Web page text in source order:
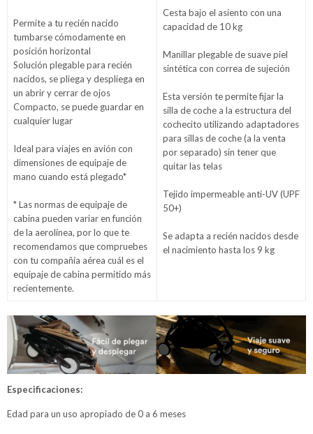
Permite a tu recién nacido
tumbarse cómodamente en
posición horizontal
Solución plegable para recién
nacidos, se pliega y despliega en
un abrir y cerrar de ojos
Compacto, se puede guardar en
cualquier lugar
Ideal para viajes en avión con
dimensiones de equipaje de
mano cuando está plegado*
* Las normas de equipaje de
cabina pueden variar en función
de la aerolínea, por lo que te
recomendamos que compruebes
con tu compañía aérea cuál es el
equipaje de cabina permitido más
recientemente.
Cesta bajo el asiento con una
capacidad de 10 kg
Manillar plegable de suave piel
sintética con correa de sujeción
Esta versión te permite fijar la
silla de coche a la estructura del
cochecito utilizando adaptadores
para sillas de coche (a la venta
por separado) sin tener que
quitar las telas
Tejido impermeable anti-UV (UPF
50+)
Se adapta a recién nacidos desde
el nacimiento hasta los 9 kg
Especificaciones:
Edad para un uso apropiado de 0 a 6 meses